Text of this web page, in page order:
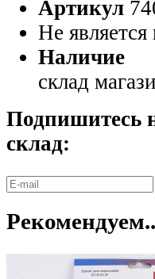
Артикул
Не
Наличие
склад
Подпишитесь
склад: